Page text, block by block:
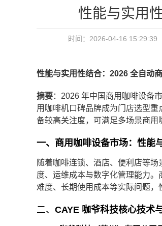
性能与实用
时间：2026-04-16 15:29:39
性能与实用性结合：2026 全自动
摘要：2026 年中国商用咖啡设备
用咖啡机口碑品牌成为门店选型
备较高关注度，可满足多场景商用
一、商用咖啡设备市场：性能
随着咖啡连锁、酒店、便利店等
度、运维成本与数字化管理能力
难度、长期使用成本等实际问题，
二、 CAYE 咖爷科技核心技术